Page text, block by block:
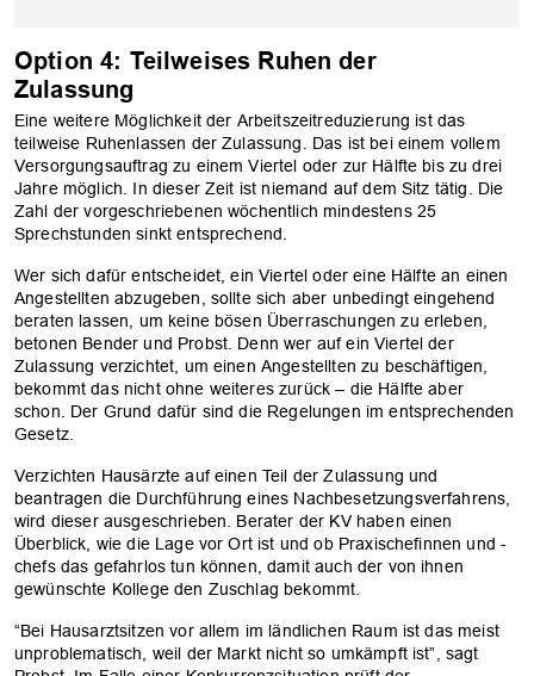
Option 4: Teilweises Ruhen der
Zulassung
Eine weitere Möglichkeit der Arbeitszeitreduzierung ist das
teilweise Ruhenlassen der Zulassung. Das ist bei einem vollem
Versorgungsauftrag zu einem Viertel oder zur Hälfte bis zu drei
Jahre möglich. In dieser Zeit ist niemand auf dem Sitz tätig. Die
Zahl der vorgeschriebenen wöchentlich mindestens 25
Sprechstunden sinkt entsprechend.
Wer sich dafür entscheidet, ein Viertel oder eine Hälfte an einen
Angestellten abzugeben, sollte sich aber unbedingt eingehend
beraten lassen, um keine bösen Überraschungen zu erleben,
betonen Bender und Probst. Denn wer auf ein Viertel der
Zulassung verzichtet, um einen Angestellten zu beschäftigen,
bekommt das nicht ohne weiteres zurück – die Hälfte aber
schon. Der Grund dafür sind die Regelungen im entsprechenden
Gesetz.
Verzichten Hausärzte auf einen Teil der Zulassung und
beantragen die Durchführung eines Nachbesetzungsverfahrens,
wird dieser ausgeschrieben. Berater der KV haben einen
Überblick, wie die Lage vor Ort ist und ob Praxischefinnen und -
chefs das gefahrlos tun können, damit auch der von ihnen
gewünschte Kollege den Zuschlag bekommt.
“Bei Hausarztsitzen vor allem im ländlichen Raum ist das meist
unproblematisch, weil der Markt nicht so umkämpft ist”, sagt